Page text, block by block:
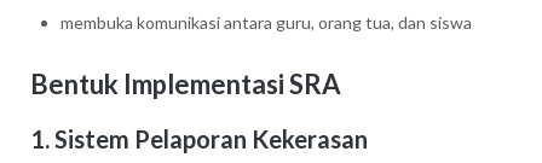
membuka komunikasi antara guru, orang tua, dan siswa
Bentuk Implementasi SRA
1. Sistem Pelaporan Kekerasan